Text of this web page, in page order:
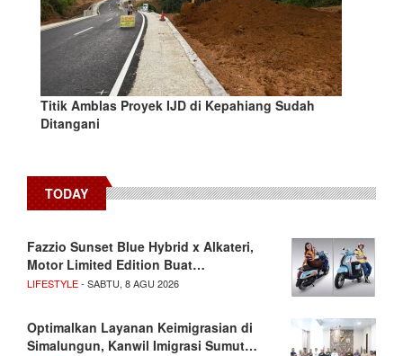
Titik Amblas Proyek IJD di Kepahiang Sudah
Ditangani
TODAY
Fazzio Sunset Blue Hybrid x Alkateri,
Motor Limited Edition Buat…
LIFESTYLE- SABTU, 8 AGU 2026
Optimalkan Layanan Keimigrasian di
Simalungun, Kanwil Imigrasi Sumut…